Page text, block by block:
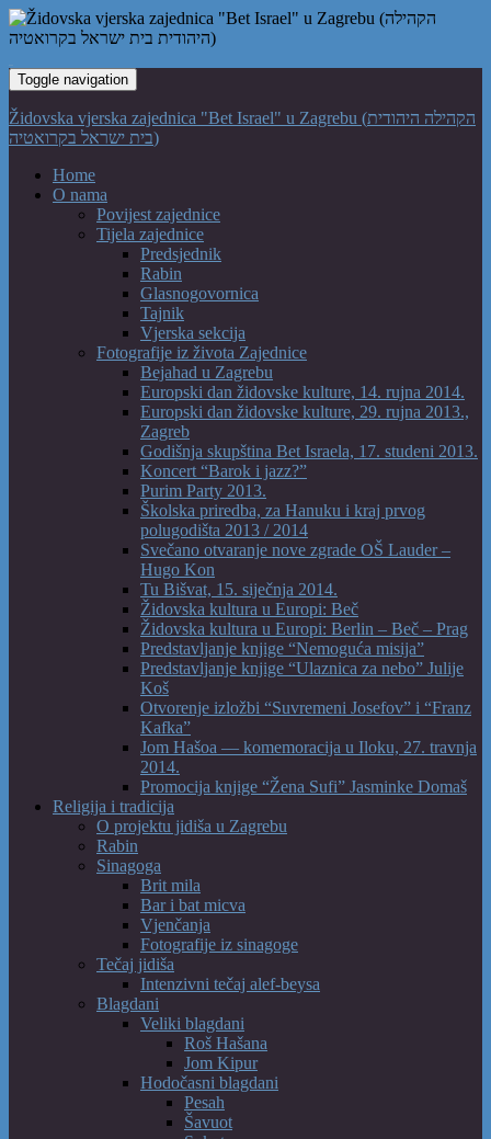
Toggle navigation
Židovska vjerska zajednica "Bet Israel" u Zagrebu (הקהילה היהודית
בית ישראל בקרואטיה)
Home
O nama
Povijest zajednice
Tijela zajednice
Predsjednik
Rabin
Glasnogovornica
Tajnik
Vjerska sekcija
Fotografije iz života Zajednice
Bejahad u Zagrebu
Europski dan židovske kulture, 14. rujna 2014.
Europski dan židovske kulture, 29. rujna 2013.,
Zagreb
Godišnja skupština Bet Israela, 17. studeni 2013.
Koncert “Barok i jazz?”
Purim Party 2013.
Školska priredba, za Hanuku i kraj prvog
polugodišta 2013 / 2014
Svečano otvaranje nove zgrade OŠ Lauder –
Hugo Kon
Tu Bišvat, 15. siječnja 2014.
Židovska kultura u Europi: Beč
Židovska kultura u Europi: Berlin – Beč – Prag
Predstavljanje knjige “Nemoguća misija”
Predstavljanje knjige “Ulaznica za nebo” Julije
Koš
Otvorenje izložbi “Suvremeni Josefov” i “Franz
Kafka”
Jom Hašoa — komemoracija u Iloku, 27. travnja
2014.
Promocija knjige “Žena Sufi” Jasminke Domaš
Religija i tradicija
O projektu jidiša u Zagrebu
Rabin
Sinagoga
Brit mila
Bar i bat micva
Vjenčanja
Fotografije iz sinagoge
Tečaj jidiša
Intenzivni tečaj alef-beysa
Blagdani
Veliki blagdani
Roš Hašana
Jom Kipur
Hodočasni blagdani
Pesah
Šavuot